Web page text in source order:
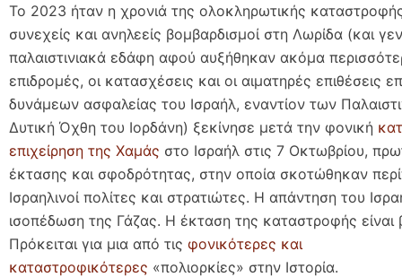
Το 2023 ήταν η χρονιά της ολοκληρωτικής
συνεχείς και ανηλεείς βομβαρδισμοί στη Λωρίδα (και
παλαιστινιακά εδάφη αφού αυξήθηκαν ακόμα
επιδρομές, οι κατασχέσεις και οι αιματηρές επιθέσεις
δυνάμεων ασφαλείας του Ισραήλ, εναντίον των
Δυτική Όχθη του Ιορδάνη) ξεκίνησε μετά την φονική
επιχείρηση της Χαμάς στο Ισραήλ στις 7 Οκτωβρίου,
έκτασης και σφοδρότητας, στην οποία σκοτώθηκαν
Ισραηλινοί πολίτες και στρατιώτες. Η απάντηση του
ισοπέδωση της Γάζας. Η έκταση της καταστροφής είναι
Πρόκειται για μια από τις φονικότερες και
καταστροφικότερες «πολιορκίες» στην Ιστορία.